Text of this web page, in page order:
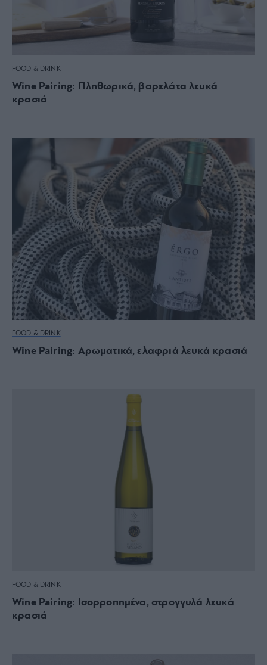
FOOD & DRINK
Wine Pairing: Πληθωρικά, βαρελάτα λευκά
κρασιά
FOOD & DRINK
Wine Pairing: Αρωματικά, ελαφριά λευκά κρασιά
FOOD & DRINK
Wine Pairing: Ισορροπημένα, στρογγυλά λευκά
κρασιά